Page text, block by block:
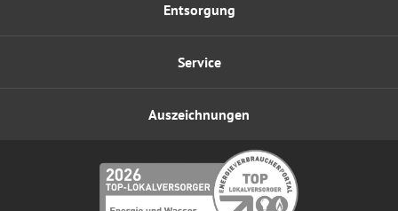
Entsorgung
Service
Auszeichnungen